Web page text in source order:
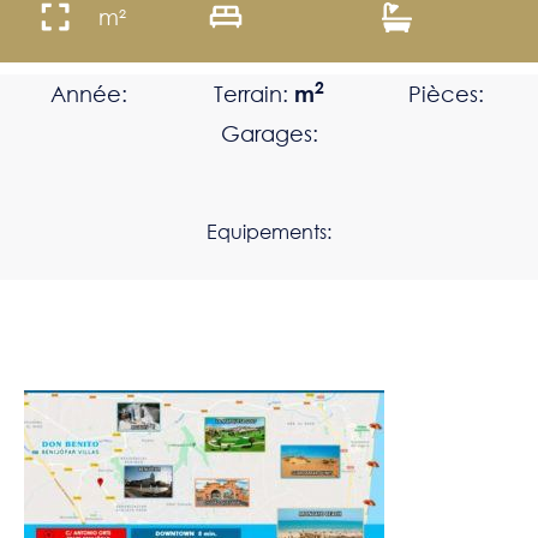
m²
Année: Terrain: m2
Pièces:
Garages:
Equipements: